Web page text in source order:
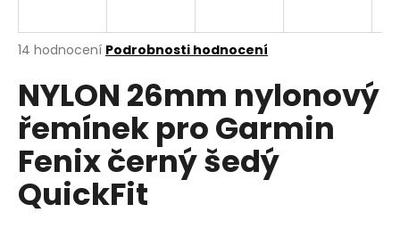
Průměrné
produktu
je
4,6
5
hvězdiček.
14 hodnocení Podrobnosti hodnocení
NYLON 26mm nylonový
řemínek pro Garmin
Fenix černý šedý
QuickFit
j
t
?